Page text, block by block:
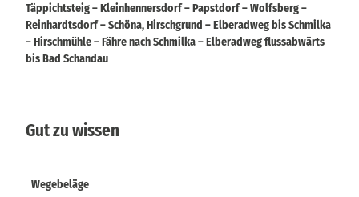
Täppichtsteig – Kleinhennersdorf – Papstdorf – Wolfsberg –
Reinhardtsdorf – Schöna, Hirschgrund – Elberadweg bis Schmilka
– Hirschmühle – Fähre nach Schmilka – Elberadweg flussabwärts
bis Bad Schandau
Gut zu wissen
Wegebeläge